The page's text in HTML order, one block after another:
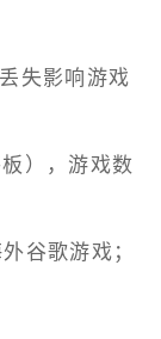
失影响游戏
），游戏数
谷歌游戏；